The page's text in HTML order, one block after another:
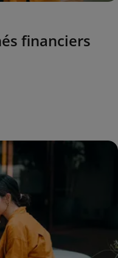
financiers